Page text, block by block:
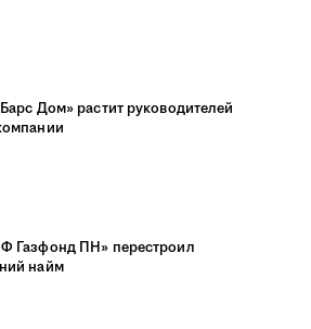
Дом» растит руководителей
Газфонд ПН» перестроил
найм